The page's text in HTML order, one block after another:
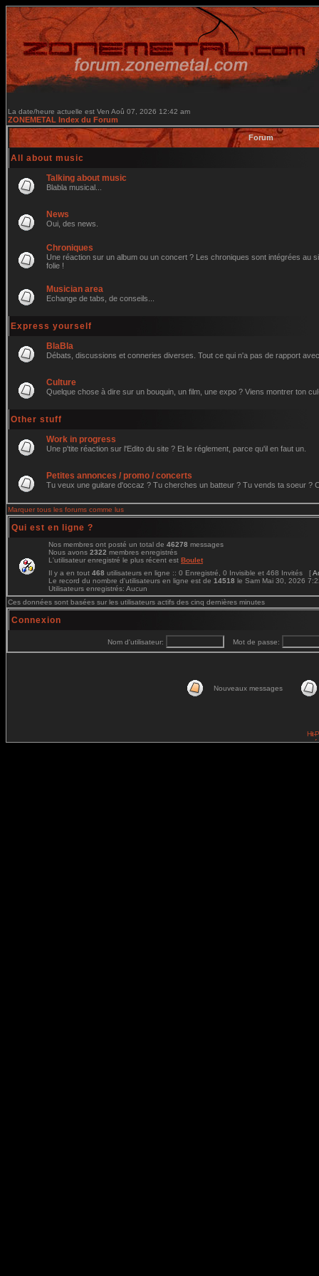
La date/heure actuelle est Ven Aoû 07, 2026 12:42 am
ZONEMETAL Index du Forum
Forum
All about music
Talking about music
Blabla musical...
News
Oui, des news.
Chroniques
Une réaction sur un album ou un concert ? Les chroniques sont intégrées au
folie !
Musician area
Echange de tabs, de conseils...
Express yourself
BlaBla
Débats, discussions et conneries diverses. Tout ce qui n'a pas de rapport
Culture
Quelque chose à dire sur un bouquin, un film, une expo ? Viens montrer ton
Other stuff
Work in progress
Une p'tite réaction sur l'Edito du site ? Et le réglement, parce qu'il en faut un.
Petites annonces / promo / concerts
Tu veux une guitare d'occaz ? Tu cherches un batteur ? Tu vends ta soeur ?
Marquer tous les forums comme lus
Qui est en ligne ?
Nos membres ont posté un total de 46278 messages
Nous avons 2322 membres enregistrés
L'utilisateur enregistré le plus récent est Boulet
Il y a en tout 468 utilisateurs en ligne :: 0 Enregistré, 0 Invisible et 468 Invités [
Le record du nombre d'utilisateurs en ligne est de 14518 le Sam Mai 30, 2026
Utilisateurs enregistrés: Aucun
Ces données sont basées sur les utilisateurs actifs des cinq dernières minutes
Connexion
Nom d'utilisateur: Mot de passe:
Nouveaux messages